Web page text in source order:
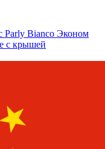
Parly Bianco Эконом
с крышей